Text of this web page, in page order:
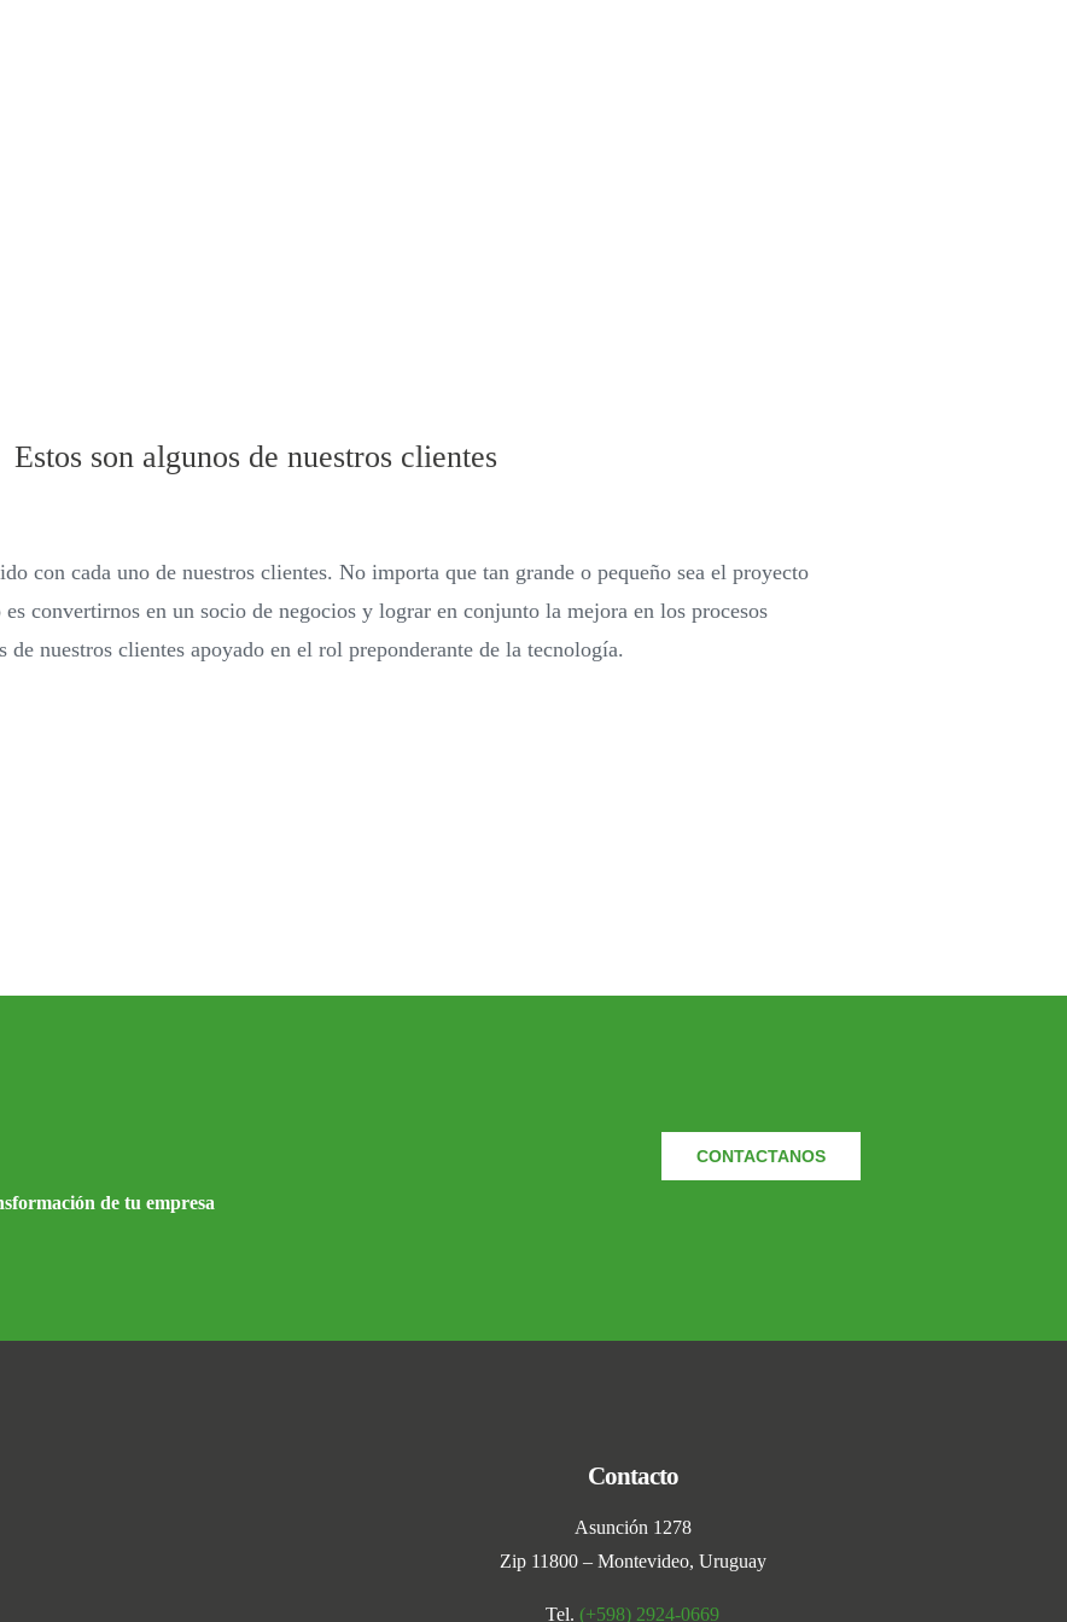
Estos son algunos de nuestros clientes
con cada uno de nuestros clientes. No importa que tan grande o pequeño sea el proyecto
convertirnos en un socio de negocios y lograr en conjunto la mejora en los procesos
de nuestros clientes apoyado en el rol preponderante de la tecnología.
de tu empresa
CONTACTANOS
Contacto
Asunción 1278
Zip 11800 – Montevideo, Uruguay
Tel. (+598) 2924-0669